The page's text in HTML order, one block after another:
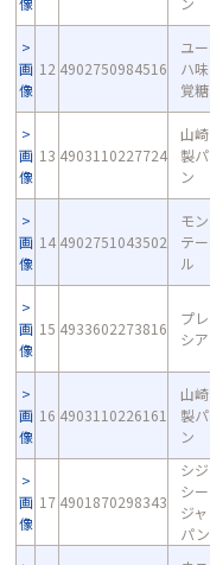
画
像
12 4902750984516
ユー
ハ味
覚糖
画
像
13 4903110227724
山崎
製パ
ン
画
像
14 4902751043502
モン
テー
ル
画
像
15 4933602273816
プレ
シア
画
像
16 4903110226161
山崎
製パ
ン
画
像
17 4901870298343
シジ
シー
ジャ
パン